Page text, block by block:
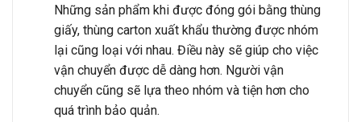
Những sản phẩm khi được đóng gói bằng thùng
giấy, thùng carton xuất khẩu thường được nhóm
lại cũng loại với nhau. Điều này sẽ giúp cho việc
vận chuyển được dễ dàng hơn. Người vận
chuyển cũng sẽ lựa theo nhóm và tiện hơn cho
quá trình bảo quản.